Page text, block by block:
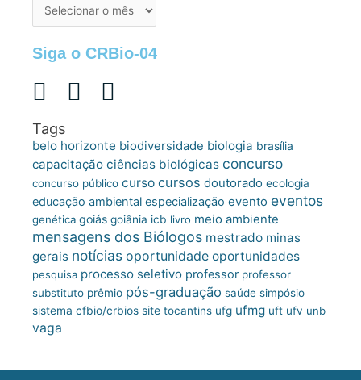
Siga o CRBio-04
Tags
belo horizonte biodiversidade biologia brasília
capacitação ciências biológicas concurso
concurso público curso cursos doutorado ecologia
educação ambiental especialização evento eventos
genética goiás goiânia icb livro meio ambiente
mensagens dos Biólogos mestrado minas
gerais notícias oportunidade oportunidades
pesquisa processo seletivo professor professor
substituto prêmio pós-graduação saúde simpósio
sistema cfbio/crbios site tocantins ufg ufmg uft ufv unb
vaga